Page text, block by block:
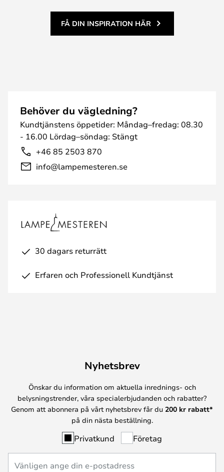
FÅ DIN INSPIRATION HÄR
Behöver du vägledning?
Kundtjänstens öppetider: Måndag–fredag: 08.30
- 16.00 Lördag–söndag: Stängt
+46 85 2503 870
info@lampemesteren.se
30 dagars returrätt
Erfaren och Professionell Kundtjänst
Nyhetsbrev
Önskar du information om aktuella inrednings- och
belysningstrender, våra specialerbjudanden och rabatter?
Genom att abonnera på vårt nyhetsbrev får du 200 kr rabatt*
på din nästa beställning.
Privatkund Företag